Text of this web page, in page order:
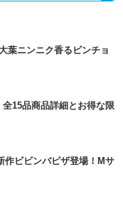
葉ニンニク香るビンチョ
15品商品詳細とお得な限
作ビビンバピザ登場！Mサ